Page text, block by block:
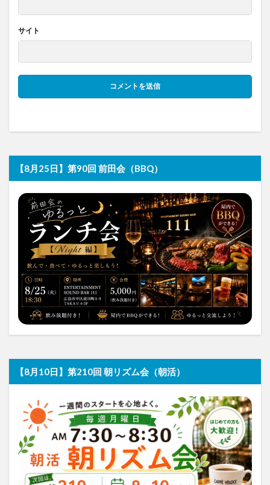
サイト
【8月25日】第90回 前田会（BBQ）
【8月10日】第210回 朝リズム会（朝活）